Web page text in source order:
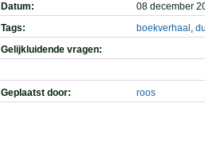
Datum:
08 december
Tags:
boekverhaal ,
Gelijkluidende vragen:
Geplaatst door: roos